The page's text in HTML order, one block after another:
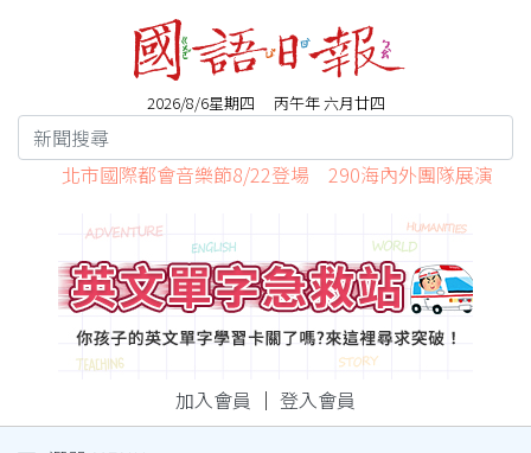
2026/8/6星期四 丙午年 六月廿四
北市國際都會音樂節8/22登場 290海內外團隊展演
加入會員 ｜ 登入會員